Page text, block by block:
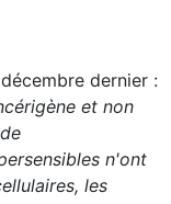
dernier :
et non
n'ont
les